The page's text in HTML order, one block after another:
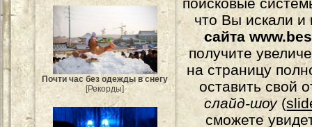
Почти час без одежды в снегу
[Рекорды]
что Вы искали и
сайта
получите
на страницу
оставить свой
слайд-шоу(
сможете